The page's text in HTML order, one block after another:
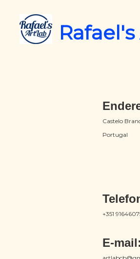
+351
E-mail:
Castelo
Portugal